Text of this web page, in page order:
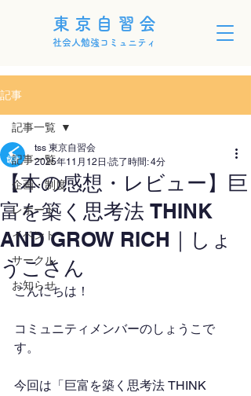
東京自習会
社会人勉強コミュニティ
記事
記事一覧
企画・制度
レポート
イベント
サークル
お知らせ
記事一覧
【本の感想・レビュー】巨
富を築く思考法 THINK
AND GROW RICH｜しょ
うこさん
tss 東京自習会
2025年11月12日 読了時間: 4分
こんにちは！
コミュニティメンバーのしょうこで
す。
今回は「巨富を築く思考法 THINK